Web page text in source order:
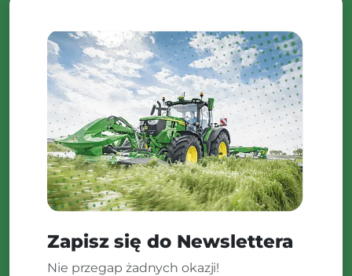
Zapisz się do Newslettera
Nie przegap żadnych okazji!